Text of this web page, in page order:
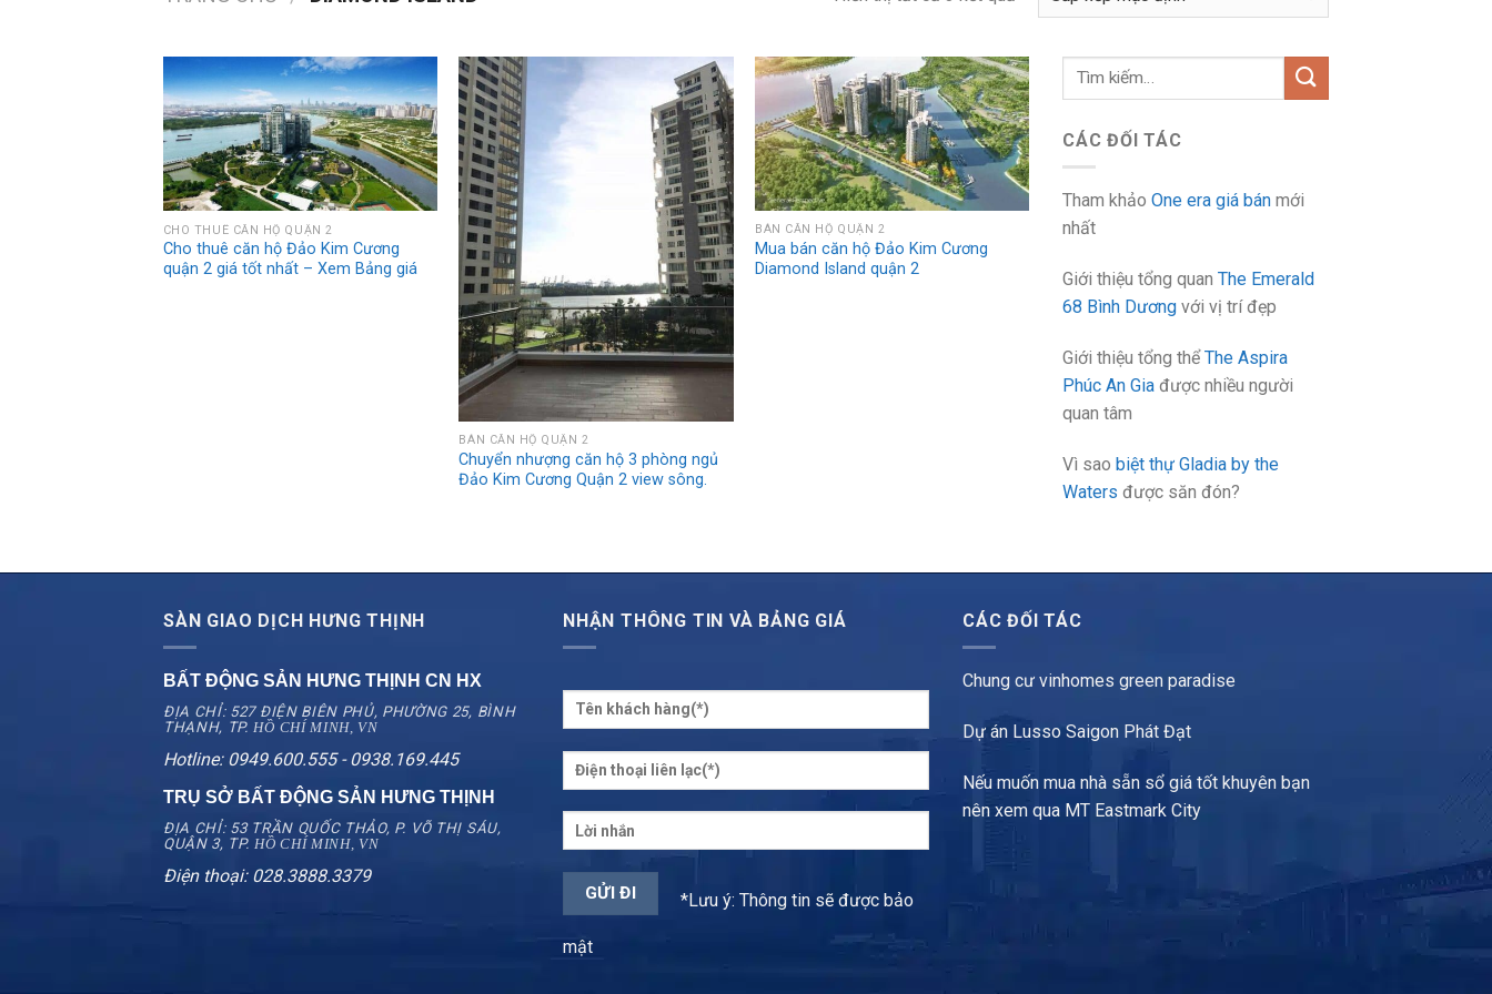
CHO THUÊ CĂN HỘ QUẬN 2
Cho thuê căn hộ Đảo Kim Cương
quận 2 giá tốt nhất – Xem Bảng giá
BÁN CĂN HỘ QUẬN 2
Chuyển nhượng căn hộ 3 phòng ngủ
Đảo Kim Cương Quận 2 view sông.
BÁN CĂN HỘ QUẬN 2
Mua bán căn hộ Đảo Kim Cương
Diamond Island quận 2
Tìm
CÁC ĐỐI TÁC
Tham khảo One era giá bán mới
nhất
Giới thiệu tổng quan The Emerald
68 Bình Dương với vị trí đẹp
Giới thiệu tổng thểThe Aspira
Phúc An Gia được nhiều người
quan tâm
Vì sao biệt thự Gladia by the
Waters được săn đón?
SÀN GIAO DỊCH HƯNG THỊNH
BẤT ĐỘNG SẢN HƯNG THỊNH CN HX
ĐỊA CHỈ: 527 ĐIỆN BIÊN PHỦ, PHƯỜNG 25, BÌNH
THẠNH, TP.HỒ CHÍ MINH, VN
Hotline: 0949.600.555 - 0938.169.445
TRỤ SỞ BẤT ĐỘNG SẢN HƯNG THỊNH
ĐỊA CHỈ: 53 TRẦN QUỐC THẢO, P. VÕ THỊ SÁU,
QUẬN 3, TP.HỒ CHÍ MINH, VN
Điện thoại: 028.3888.3379
NHẬN THÔNG TIN VÀ BẢNG GIÁ
*Lưu ý: Thông tin sẽ được bảo
mật
CÁC ĐỐI TÁC
Chung cư vinhomes green paradise
Dự án Lusso Saigon Phát Đạt
Nếu muốn mua nhà sẵn sổ giá tốt khuyên bạn
nên xem qua MT Eastmark City